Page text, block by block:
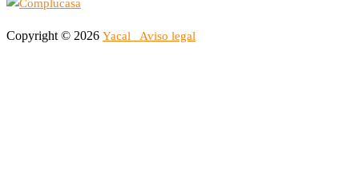
Copyright © 2026 Yacal Aviso legal